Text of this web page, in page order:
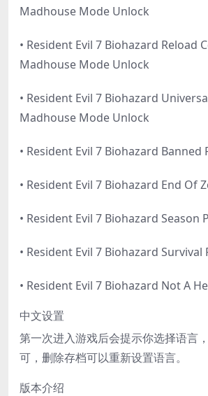
Madhouse Mode Unlock
• Resident Evil 7 Biohazard Reload
Madhouse Mode Unlock
• Resident Evil 7 Biohazard
Madhouse Mode Unlock
• Resident Evil 7 Biohazard Banned
• Resident Evil 7 Biohazard End Of
• Resident Evil 7 Biohazard Season
• Resident Evil 7 Biohazard Survival
• Resident Evil 7 Biohazard Not A
中文设置
第一次进入游戏后会提示你选择语言
可，删除存档可以重新设置语言。
版本介绍